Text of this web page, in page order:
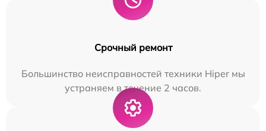
Срочный ремонт
Большинство неисправностей техники Hiper мы
устраняем в течение 2 часов.